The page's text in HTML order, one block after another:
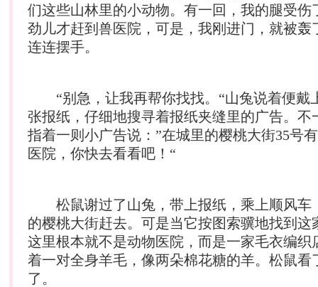
们这些山林里的小动物。有一回，我的腿受伤
劲儿才赶到兽医院，可是，我刚进门，就被轰
连连摆手。
“别急，让我再帮你找找。“山兔说着便戴
张报纸，仔细地搜寻着报纸夹缝里的广告。不
指着一则小广告说：”在城里的樱桃大街35号
医院，你快去看看吧！“
松鼠谢过了山兔，带上报纸，乘上顺风车
的樱桃大街赶去。可是当它按图索骥地找到这
这里根本就不是动物医院，而是一家毛衣编织
着一对全身羊毛，像两朵棉花糖的羊。松鼠看
了。